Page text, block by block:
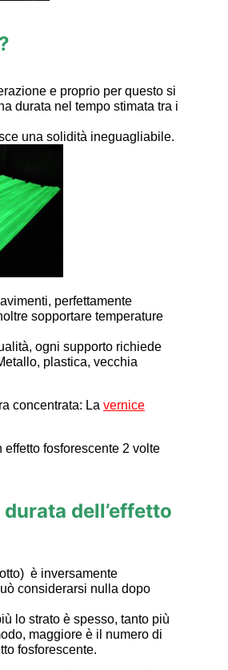
e proprio per questo si
durata nel tempo stimata tra i
una solidità ineguagliabile.
perfettamente
sopportare temperature
ogni supporto richiede
plastica, vecchia
concentrata: La vernice
fosforescente 2 volte
dell’effetto
è inversamente
considerarsi nulla dopo
lo strato è spesso, tanto più
maggiore è il numero di
fosforescente.